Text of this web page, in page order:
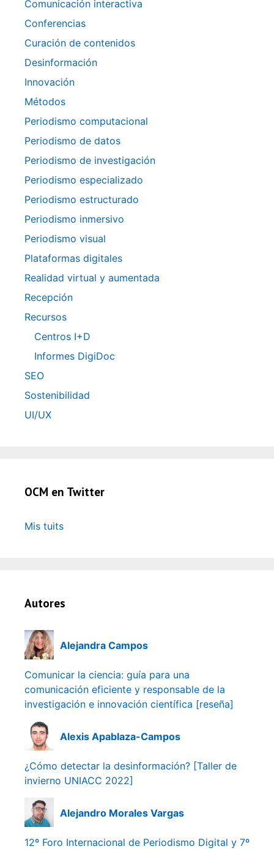
Comunicación interactiva
Conferencias
Curación de contenidos
Desinformación
Innovación
Métodos
Periodismo computacional
Periodismo de datos
Periodismo de investigación
Periodismo especializado
Periodismo estructurado
Periodismo inmersivo
Periodismo visual
Plataformas digitales
Realidad virtual y aumentada
Recepción
Recursos
Centros I+D
Informes DigiDoc
SEO
Sostenibilidad
UI/UX
OCM en Twitter
Mis tuits
Autores
Alejandra Campos
Comunicar la ciencia: guía para una
comunicación eficiente y responsable de la
investigación e innovación científica [reseña]
Alexis Apablaza-Campos
¿Cómo detectar la desinformación? [Taller de
invierno UNIACC 2022]
Alejandro Morales Vargas
12º Foro Internacional de Periodismo Digital y 7º